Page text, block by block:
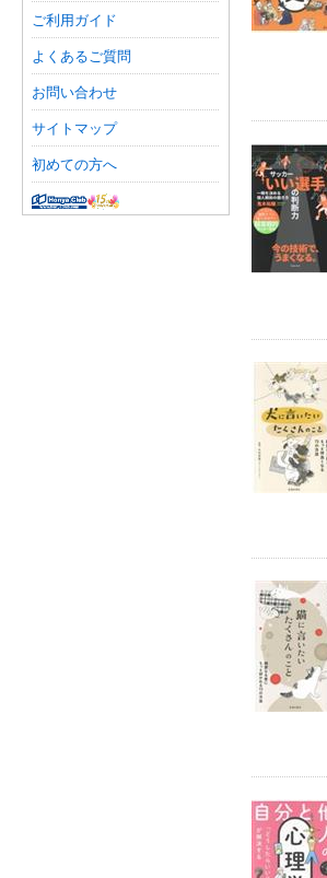
ご利用ガイド
よくあるご質問
お問い合わせ
サイトマップ
初めての方へ